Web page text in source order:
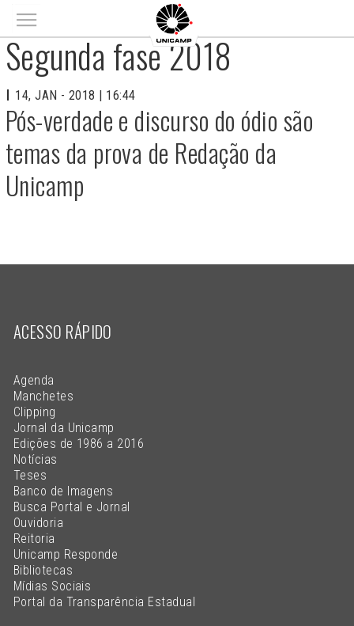
Main menu
Segunda fase 2018
14, JAN - 2018 | 16:44
Pós-verdade e discurso do ódio são
temas da prova de Redação da
Unicamp
ACESSO RÁPIDO
Agenda
Manchetes
Clipping
Jornal da Unicamp
Edições de 1986 a 2016
Notícias
Teses
Banco de Imagens
Busca Portal e Jornal
Ouvidoria
Reitoria
Unicamp Responde
Bibliotecas
Mídias Sociais
Portal da Transparência Estadual